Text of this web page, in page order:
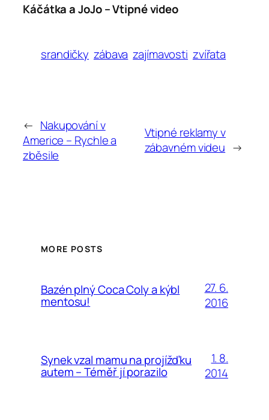
Káčátka a JoJo – Vtipné video
srandičky zábava zajímavosti zvířata
← Nakupování v
Americe – Rychle a
zběsile
Vtipné reklamy v
zábavném videu →
MORE POSTS
Bazén plný Coca Coly a kýbl
mentosu!
27. 6.
2016
Synek vzal mamu na projížďku
autem – Téměř jí porazilo
1. 8.
2014